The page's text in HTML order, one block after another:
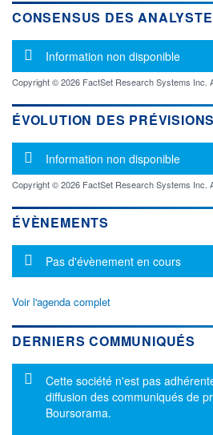
CONSENSUS DES
Message d'information
Information non disponible
Copyright © 2026 FactSet Research Systems Inc.
ÉVOLUTION DES
Message d'information
Information non disponible
Copyright © 2026 FactSet Research Systems Inc.
ÉVÈNEMENTS
Message d'information
Pas d'évènement en cours
Voir l'agenda complet
DERNIERS COMMUNIQUÉS
Message d'information
Cette société n'est pas
diffusion des communiqués de
Boursorama.